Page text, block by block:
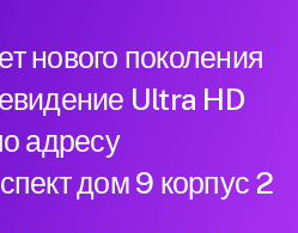
нового поколения
Ultra HD
адресу
дом 9 корпус 2